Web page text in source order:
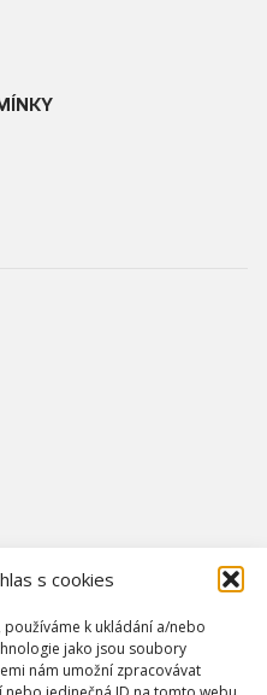
s cookies
k ukládání a/nebo
jako jsou soubory
nám umožní zpracovávat